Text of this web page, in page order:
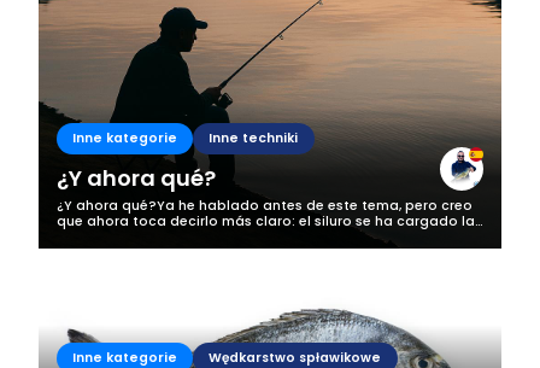
Inne kategorie Inne techniki
¿Y ahora qué?
¿Y ahora qué?Ya he hablado antes de este tema, pero creo
que ahora toca decirlo más claro: el siluro se ha cargado la
pesca en mi zona, y no estamos hablando de una
exageración. Esto ya no es una...
Inne kategorie Wędkarstwo spławikowe